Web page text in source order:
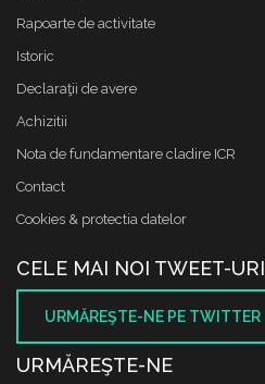
Rapoarte de activitate
Istoric
Declaraţii de avere
Achizitii
Nota de fundamentare cladire ICR
Contact
Cookies & protectia datelor
CELE MAI NOI TWEET-URI
URMĂREŞTE-NE PE TWITTER
URMĂREŞTE-NE